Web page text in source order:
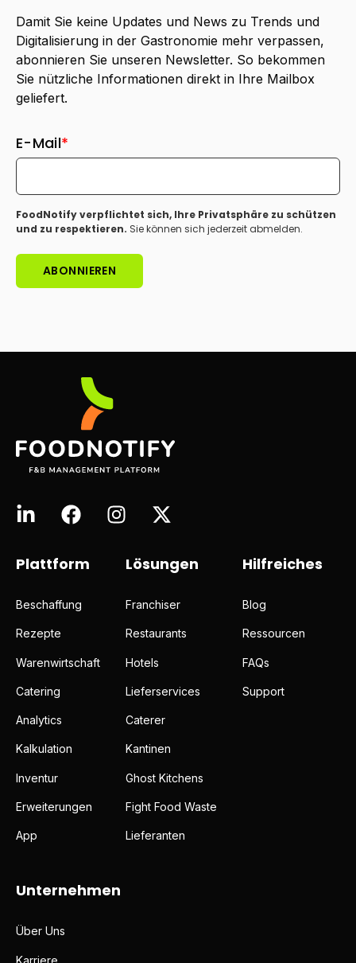
Damit Sie keine Updates und News zu Trends und
Digitalisierung in der Gastronomie mehr verpassen,
abonnieren Sie unseren Newsletter. So bekommen
Sie nützliche Informationen direkt in Ihre Mailbox
geliefert.
E-Mail*
FoodNotify verpflichtet sich, Ihre Privatsphäre zu schützen
und zu respektieren. Sie können sich jederzeit abmelden.
Plattform
Beschaffung
Rezepte
Warenwirtschaft
Catering
Analytics
Kalkulation
Inventur
Erweiterungen
App
Lösungen
Franchiser
Restaurants
Hotels
Lieferservices
Caterer
Kantinen
Ghost Kitchens
Fight Food Waste
Lieferanten
Hilfreiches
Blog
Ressourcen
FAQs
Support
Unternehmen
Über Uns
Karriere